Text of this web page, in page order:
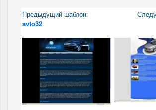
Предыдущий шаблон:
avto32